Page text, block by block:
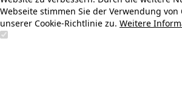
Webseite stimmen Sie der Verwendung von
unserer Cookie-Richtlinie zu. Weitere